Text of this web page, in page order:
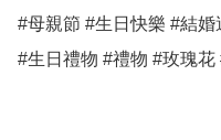
#母親節 #生日快樂 #結
#生日禮物 #禮物 #玫瑰